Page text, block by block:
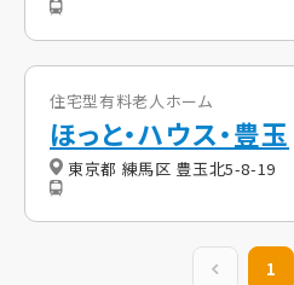
住宅型有料老人ホーム
ほっと・ハウス・豊玉
東京都 練馬区 豊玉北5-8-19
前の20件
1